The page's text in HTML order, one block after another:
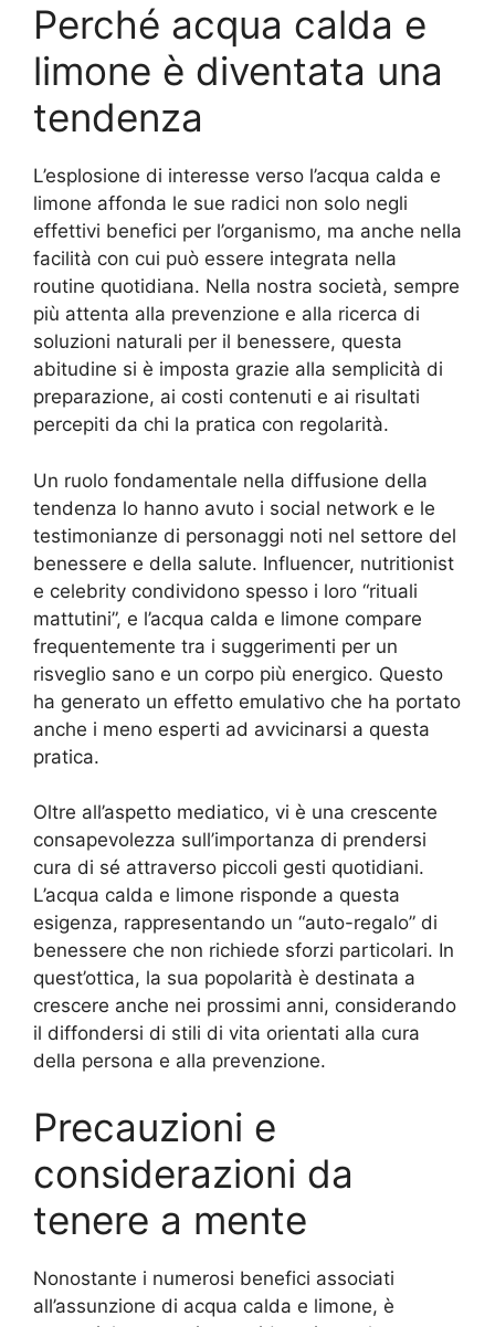
Perché acqua calda e
limone è diventata una
tendenza
L’esplosione di interesse verso l’acqua calda e
limone affonda le sue radici non solo negli
effettivi benefici per l’organismo, ma anche nella
facilità con cui può essere integrata nella
routine quotidiana. Nella nostra società, sempre
più attenta alla prevenzione e alla ricerca di
soluzioni naturali per il benessere, questa
abitudine si è imposta grazie alla semplicità di
preparazione, ai costi contenuti e ai risultati
percepiti da chi la pratica con regolarità.
Un ruolo fondamentale nella diffusione della
tendenza lo hanno avuto i social network e le
testimonianze di personaggi noti nel settore del
benessere e della salute. Influencer, nutritionist
e celebrity condividono spesso i loro “rituali
mattutini”, e l’acqua calda e limone compare
frequentemente tra i suggerimenti per un
risveglio sano e un corpo più energico. Questo
ha generato un effetto emulativo che ha portato
anche i meno esperti ad avvicinarsi a questa
pratica.
Oltre all’aspetto mediatico, vi è una crescente
consapevolezza sull’importanza di prendersi
cura di sé attraverso piccoli gesti quotidiani.
L’acqua calda e limone risponde a questa
esigenza, rappresentando un “auto-regalo” di
benessere che non richiede sforzi particolari. In
quest’ottica, la sua popolarità è destinata a
crescere anche nei prossimi anni, considerando
il diffondersi di stili di vita orientati alla cura
della persona e alla prevenzione.
Precauzioni e
considerazioni da
tenere a mente
Nonostante i numerosi benefici associati
all’assunzione di acqua calda e limone, è